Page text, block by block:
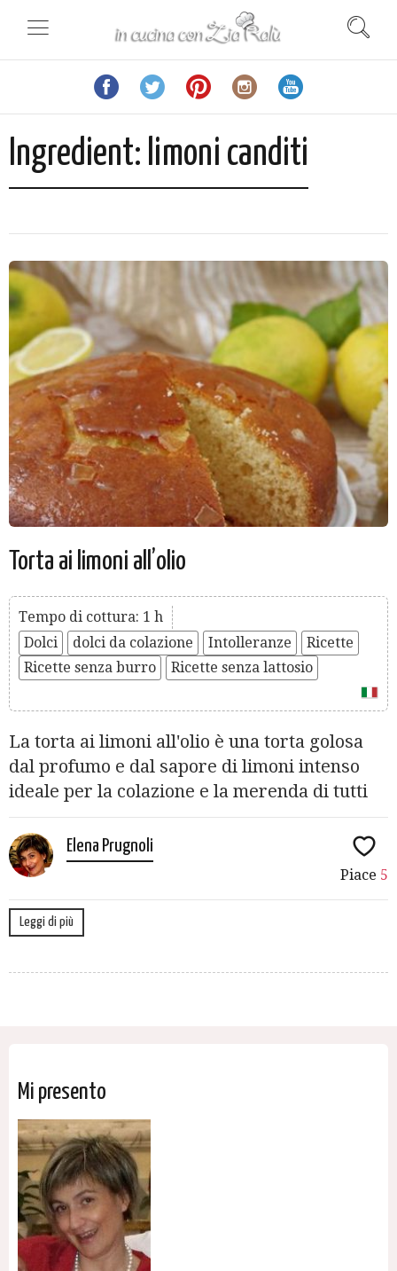
Ingredient: limoni canditi
Torta ai limoni all’olio
Tempo di cottura: 1 h
Dolci
dolci da colazione Intolleranze
Ricette
Ricette senza burro
Ricette senza lattosio
La torta ai limoni all'olio è una torta golosa
dal profumo e dal sapore di limoni intenso
ideale per la colazione e la merenda di tutti
Elena Prugnoli
Piace 5
Leggi di più
Mi presento